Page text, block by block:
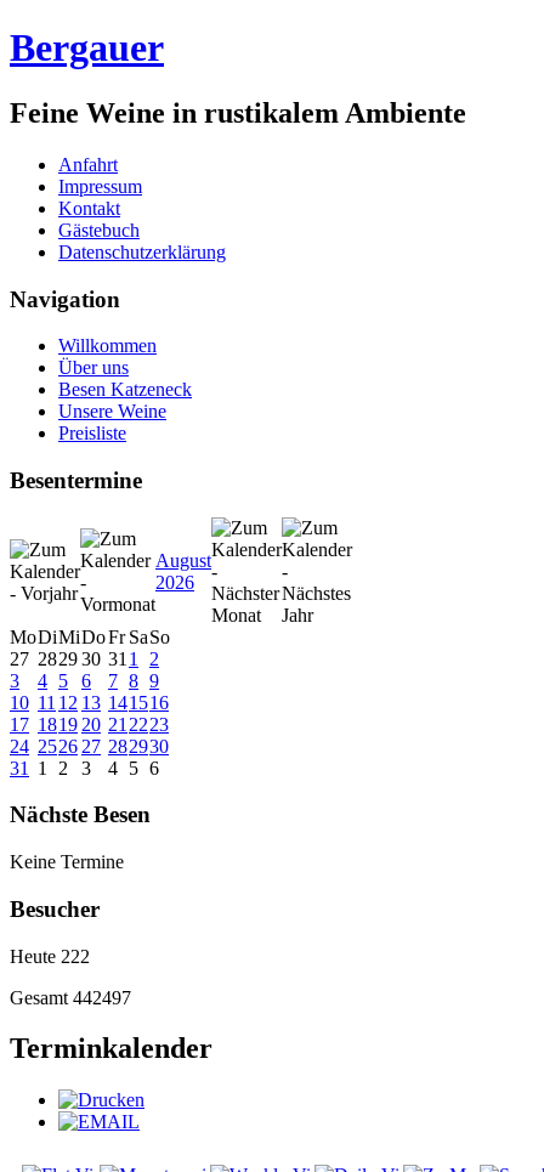
Bergauer
Feine Weine in rustikalem Ambiente
Anfahrt
Impressum
Kontakt
Gästebuch
Datenschutzerklärung
Navigation
Willkommen
Über uns
Besen Katzeneck
Unsere Weine
Preisliste
Besentermine
August
2026
MoDiMiDoFr SaSo
27 282930 31 1
2
3
4 5 6 7 8 9
10 11 12 13 141516
17 1819 20 21 2223
24 2526 27 282930
31
1 2 3 4 5 6
Nächste Besen
Keine Termine
Besucher
Heute 222
Gesamt 442497
Terminkalender